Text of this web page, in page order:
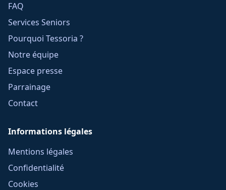
FAQ
Services Seniors
Pourquoi Tessoria ?
Notre équipe
Espace presse
Parrainage
Contact
Informations légales
Mentions légales
Confidentialité
Cookies